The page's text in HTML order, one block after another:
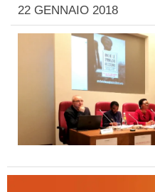
22 GENNAIO 2018